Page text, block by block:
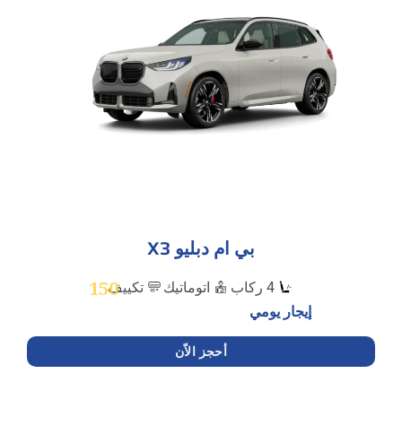
بي ام دبليو X3
اتوماتيك
تكييف
إيجار يومي
150
أحجز الاّن